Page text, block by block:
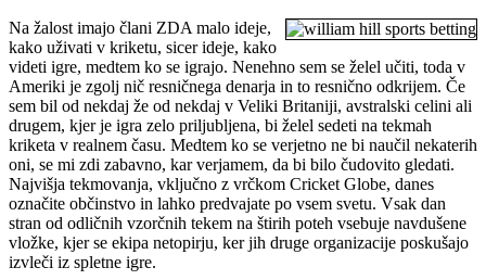
Na žalost imajo člani ZDA malo ideje,
kako uživati v kriketu, sicer ideje, kako
videti igre, medtem ko se igrajo. Nenehno sem se želel učiti, toda v
Ameriki je zgolj nič resničnega denarja in to resnično odkrijem. Če
sem bil od nekdaj že od nekdaj v Veliki Britaniji, avstralski celini ali
drugem, kjer je igra zelo priljubljena, bi želel sedeti na tekmah
kriketa v realnem času. Medtem ko se verjetno ne bi naučil nekaterih
oni, se mi zdi zabavno, kar verjamem, da bi bilo čudovito gledati.
Najvišja tekmovanja, vključno z vrčkom Cricket Globe, danes
označite občinstvo in lahko predvajate po vsem svetu. Vsak dan
stran od odličnih vzorčnih tekem na štirih poteh vsebuje navdušene
vložke, kjer se ekipa netopirju, ker jih druge organizacije poskušajo
izvleči iz spletne igre.